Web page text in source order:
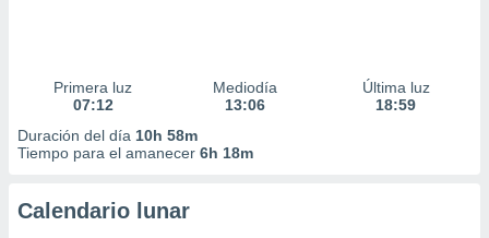
Primera luz
07:12
Mediodía
13:06
Última luz
18:59
Duración del día 10h 58m
Tiempo para el amanecer 6h 18m
Calendario lunar